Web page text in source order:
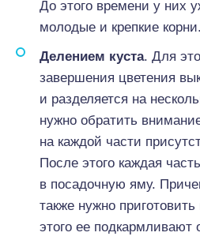
До этого времени у них
молодые и крепкие корни.
Делением куста. Для
завершения цветения
и разделяется на
нужно обратить
на каждой части
После этого каждая
в посадочную яму.
также нужно
этого ее подкармливают